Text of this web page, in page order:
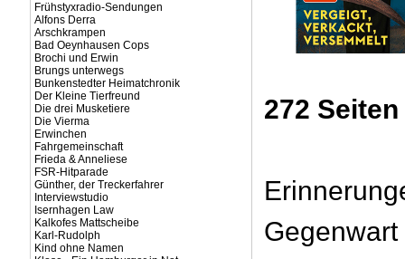
Frühstyxradio-Sendungen
Alfons Derra
Arschkrampen
Bad Oeynhausen Cops
Brochi und Erwin
Brungs unterwegs
Bunkenstedter Heimatchronik
Der Kleine Tierfreund
Die drei Musketiere
Die Vierma
Erwinchen
Fahrgemeinschaft
Frieda & Anneliese
FSR-Hitparade
Günther, der Treckerfahrer
Interviewstudio
Isernhagen Law
Kalkofes Mattscheibe
Karl-Rudolph
Kind ohne Namen
272 Seiten
Gegenwart